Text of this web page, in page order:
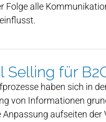
Folge alle
Selling für
haben sich in
von Informationen
Anpassung aufseiten der